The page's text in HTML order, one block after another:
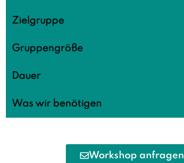
Zielgruppe
Gruppengröße
Dauer
Was wir benötigen
Workshop anfragen